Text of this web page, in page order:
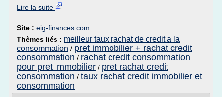
Lire la suite
Site : eig-finances.com
Thèmes liés : meilleur taux rachat de credit a la
consommation / pret immobilier + rachat credit
consommation / rachat credit consommation
pour pret immobilier / pret rachat credit
consommation / taux rachat credit immobilier et
consommation